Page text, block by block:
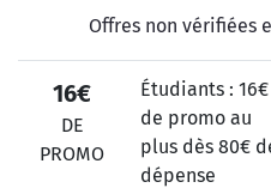
Offres non vérifiées
16€
DE
PROMO
Étudiants : 16€
de promo au
plus dès 80€
dépense